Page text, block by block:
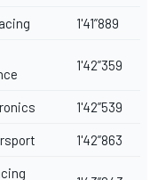
1'41”889
1'42”359
1'42”539
1'42”863